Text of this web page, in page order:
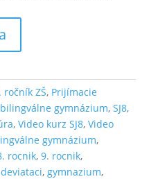
ročník ZŠ, Prijímacie
gymnázium, SJ8,
, Video kurz SJ8, Video
gymnázium,
rocnik, 9. rocnik,
deviataci, gymnazium,